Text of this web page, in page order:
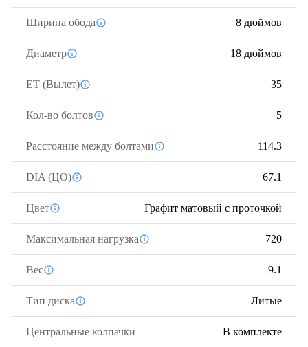
Ширина обода 8 дюймов
Диаметр 18 дюймов
ЕТ (Вылет) 35
Кол-во болтов 5
Расстояние между болтами 114.3
DIA (ЦО) 67.1
Цвет Графит матовый с проточкой
Максимальная нагрузка 720
Вес 9.1
Тип диска Литые
Центральные колпачки В комплекте